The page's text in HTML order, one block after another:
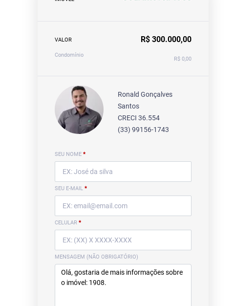
VALOR R$ 300.000,00
Condomínio
R$ 0,00
Ronald Gonçalves
Santos
CRECI 36.554
(33) 99156-1743
SEU NOME *
SEU E-MAIL *
CELULAR *
MENSAGEM (NÃO OBRIGATÓRIO)